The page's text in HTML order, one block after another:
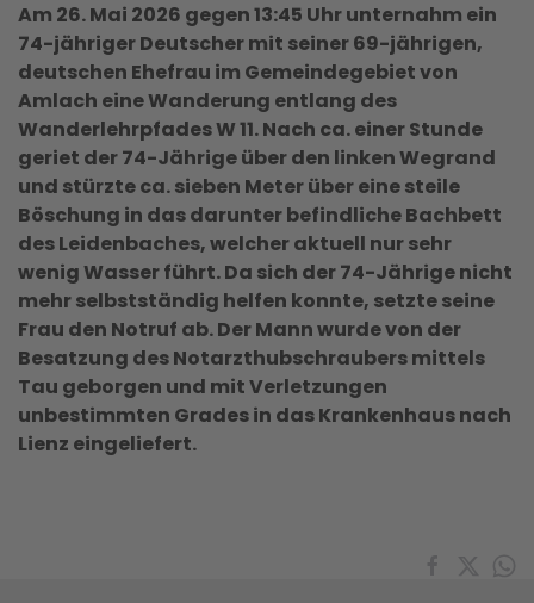
Am 26. Mai 2026 gegen 13:45 Uhr unternahm ein
74-jähriger Deutscher mit seiner 69-jährigen,
deutschen Ehefrau im Gemeindegebiet von
Amlach eine Wanderung entlang des
Wanderlehrpfades W 11. Nach ca. einer Stunde
geriet der 74-Jährige über den linken Wegrand
und stürzte ca. sieben Meter über eine steile
Böschung in das darunter befindliche Bachbett
des Leidenbaches, welcher aktuell nur sehr
wenig Wasser führt. Da sich der 74-Jährige nicht
mehr selbstständig helfen konnte, setzte seine
Frau den Notruf ab. Der Mann wurde von der
Besatzung des Notarzthubschraubers mittels
Tau geborgen und mit Verletzungen
unbestimmten Grades in das Krankenhaus nach
Lienz eingeliefert.